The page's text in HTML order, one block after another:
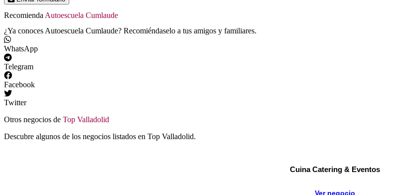
Recomienda Autoescuela Cumlaude
¿Ya conoces Autoescuela Cumlaude? Recomiéndaselo a tus amigos y familiares.
WhatsApp
Telegram
Facebook
Twitter
Otros negocios de Top Valladolid
Descubre algunos de los negocios listados en Top Valladolid.
Cuina Catering & Eventos
Ver negocio